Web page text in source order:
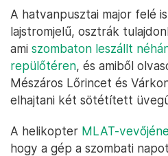
A hatvanpusztai major felé
lajstromjelű, osztrák
ami szombaton leszállt
repülőtéren, és amiből
Mészáros Lőrincet és
elhajtani két sötétített
A helikopter MLAT-
hogy a gép a szombati